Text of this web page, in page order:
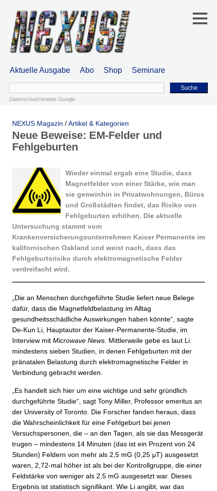
Aktuelle Ausgabe Abo Shop Seminare
Suche
Datenschutzhinweis Google
NEXUS Magazin /Artikel & Kategorien
Neue Beweise: EM-Felder und
Fehlgeburten
Wieder einmal ergab eine Studie, dass
Magnetfelder von einer Stärke, wie man
sie gemeinhin in Privatwohnungen, Büros
und Großstädten findet, das Risiko von
Fehlgeburten erhöhen. Die aktuelle
Untersuchung stammt vom
Krankenversicherungsunternehmen Kaiser Permanente im
kalifornischen Oakland und weist nach, dass das
Fehlgeburtsrisiko durch elektromagnetische Felder
verdreifacht wird.
„Die an Menschen durchgeführte Studie liefert neue Belege
dafür, dass die Magnetfeldbelastung im Alltag
gesundheitsschädliche Auswirkungen haben könnte“, sagte
De-Kun Li, Hauptautor der Kaiser-Permanente-Studie, im
Interview mit Microwave News . Mittlerweile gebe es laut Li
mindestens sieben Studien, in denen Fehlgeburten mit der
pränatalen Belastung durch elektromagnetische Felder in
Verbindung gebracht werden.
„Es handelt sich hier um eine wichtige und sehr gründlich
durchgeführte Studie“, sagt Tony Miller, Professor emeritus an
der University of Toronto. Die Forscher fanden heraus, dass
die Wahrscheinlichkeit für eine Fehlgeburt bei jenen
Versuchspersonen, die – an den Tagen, als sie das Messgerät
trugen – mindestens 14 Minuten (das ist ein Prozent von 24
Stunden) Feldern von mehr als 2,5 mG (0,25 μT) ausgesetzt
waren, 2,72-mal höher ist als bei der Kontrollgruppe, die einer
Feldstärke von weniger als 2,5 mG ausgesetzt war. Dieses
Ergebnis ist statistisch signifikant. Wie Li angibt, war das